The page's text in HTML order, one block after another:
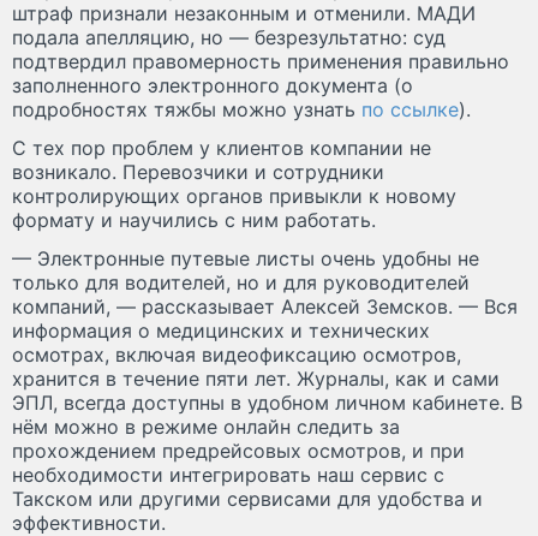
штраф признали незаконным и отменили. МАДИ
подала апелляцию, но — безрезультатно: суд
подтвердил правомерность применения правильно
заполненного электронного документа (о
подробностях тяжбы можно узнать по ссылке).
С тех пор проблем у клиентов компании не
возникало. Перевозчики и сотрудники
контролирующих органов привыкли к новому
формату и научились с ним работать.
— Электронные путевые листы очень удобны не
только для водителей, но и для руководителей
компаний, — рассказывает Алексей Земсков. — Вся
информация о медицинских и технических
осмотрах, включая видеофиксацию осмотров,
хранится в течение пяти лет. Журналы, как и сами
ЭПЛ, всегда доступны в удобном личном кабинете. В
нём можно в режиме онлайн следить за
прохождением предрейсовых осмотров, и при
необходимости интегрировать наш сервис с
Такском или другими сервисами для удобства и
эффективности.